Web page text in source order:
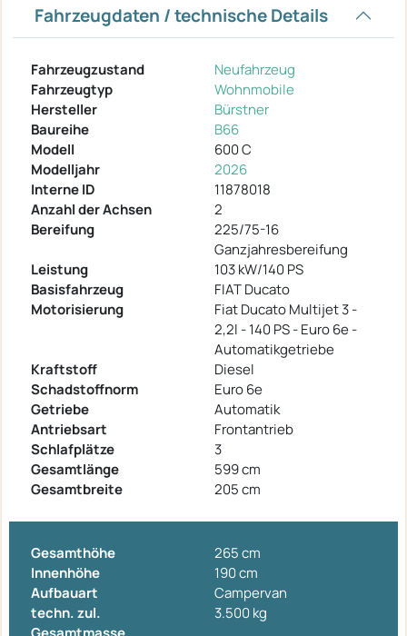
Fahrzeugdaten / technische Details
Fahrzeugzustand
Neufahrzeug
Fahrzeugtyp
Wohnmobile
Hersteller
Bürstner
Baureihe
B66
Modell
600 C
Modelljahr
2026
Interne ID
11878018
Anzahl der Achsen
2
Bereifung
225/75-16
Ganzjahresbereifung
Leistung
103 kW/140 PS
Basisfahrzeug
FIAT Ducato
Motorisierung
Fiat Ducato Multijet 3 -
2,2l - 140 PS - Euro 6e -
Automatikgetriebe
Kraftstoff
Diesel
Schadstoffnorm
Euro 6e
Getriebe
Automatik
Antriebsart
Frontantrieb
Schlafplätze
3
Gesamtlänge
599 cm
Gesamtbreite
205 cm
Gesamthöhe
265 cm
Innenhöhe
190 cm
Aufbauart
Campervan
techn. zul.
3.500 kg